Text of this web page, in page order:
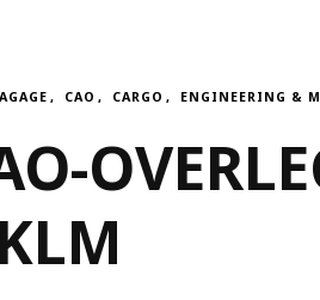
CAO CARGO ENGINEERING &